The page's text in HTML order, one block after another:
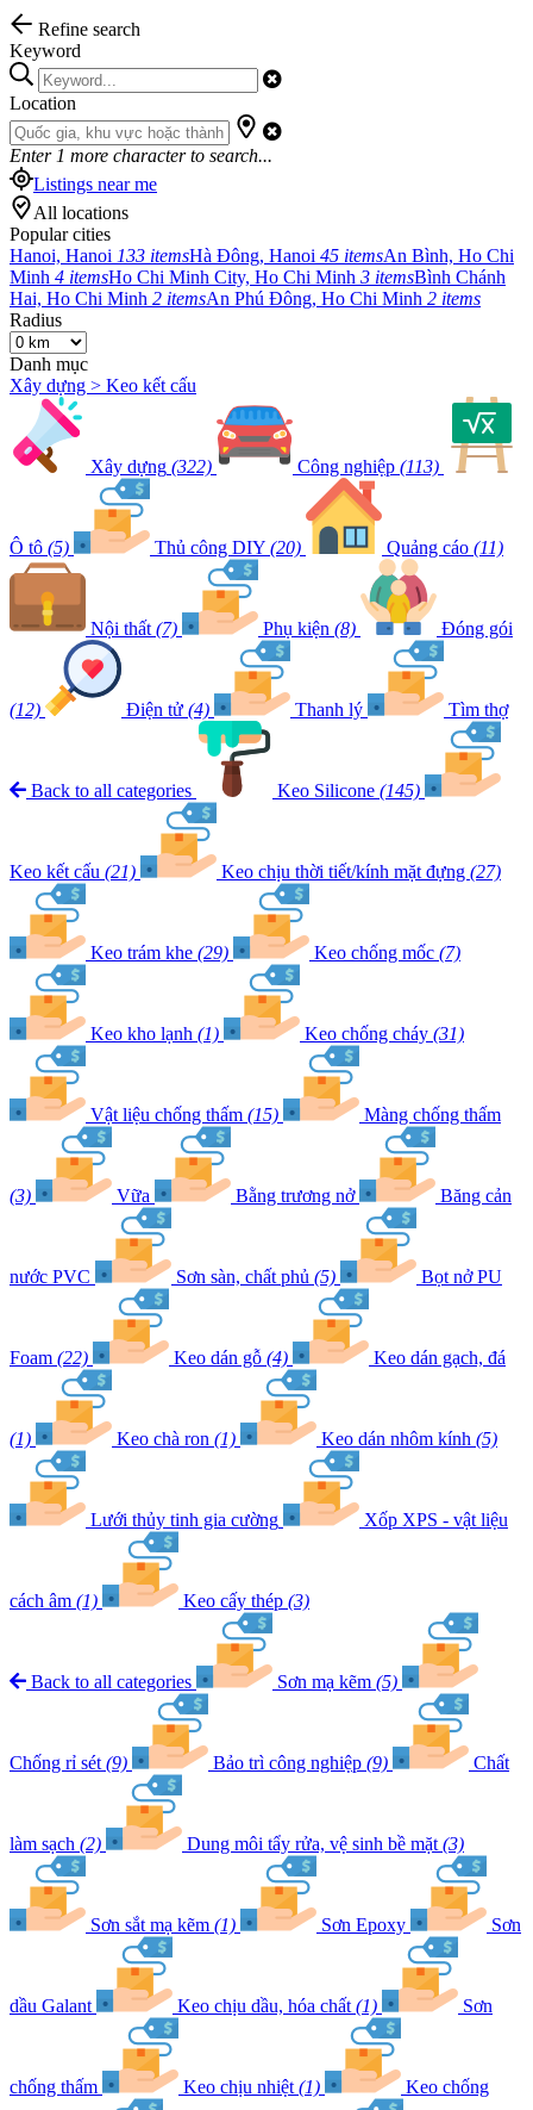
Refine search
Keyword
Location
Enter 1 more character to search...
Listings near me
All locations
Popular cities
Hanoi, Hanoi 133 itemsHà Đông, Hanoi 45 itemsAn Bình, Ho Chi
Minh 4 itemsHo Chi Minh City, Ho Chi Minh 3 itemsBình Chánh
Hai, Ho Chi Minh 2 itemsAn Phú Đông, Ho Chi Minh 2 items
Radius
Danh mục
Xây dựng > Keo kết cấu
Xây dựng (322) Công nghiệp (113)
Ô tô (5) Thủ công DIY (20) Quảng cáo (11)
Nội thất (7) Phụ kiện (8) Đóng gói
(12) Điện tử (4) Thanh lý Tìm thợ
Back to all categories Keo Silicone (145)
Keo kết cấu (21) Keo chịu thời tiết/kính mặt đựng (27)
Keo trám khe (29) Keo chống mốc (7)
Keo kho lạnh (1) Keo chống cháy (31)
Vật liệu chống thấm (15) Màng chống thấm
(3) Vữa Bằng trương nở Băng cản
nước PVC Sơn sàn, chất phủ (5) Bọt nở PU
Foam (22) Keo dán gỗ (4) Keo dán gạch, đá
(1) Keo chà ron (1) Keo dán nhôm kính (5)
Lưới thủy tinh gia cường Xốp XPS - vật liệu
cách âm (1) Keo cấy thép (3)
Back to all categories Sơn mạ kẽm (5)
Chống rỉ sét (9) Bảo trì công nghiệp (9) Chất
làm sạch (2) Dung môi tẩy rửa, vệ sinh bề mặt (3)
Sơn sắt mạ kẽm (1) Sơn Epoxy Sơn
dầu Galant Keo chịu dầu, hóa chất (1) Sơn
chống thấm Keo chịu nhiệt (1) Keo chống